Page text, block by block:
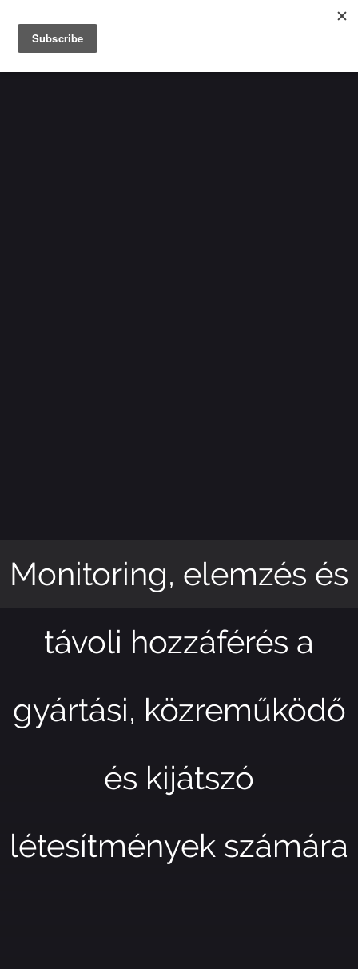
Monitoring, elemzés és
távoli hozzáférés a
gyártási, közreműködő
és kijátszó
létesítmények számára